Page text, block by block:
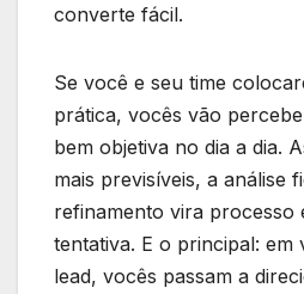
converte fácil.
Se você e seu time
prática, vocês vão
bem objetiva no dia a dia.
mais previsíveis, a análise
refinamento vira processo
tentativa. E o principal: em
lead, vocês passam a